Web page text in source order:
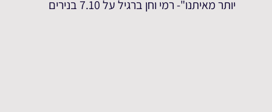
יותר מאיתנו"- רמי וחן ברגיל על 7.10 בנירים